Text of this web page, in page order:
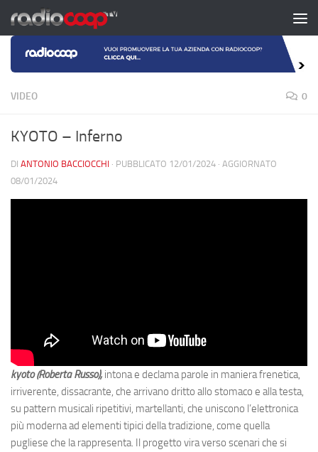
Salta al contenuto
VIDEO 0
KYOTO – Inferno
DI ANTONIO BACCIOCCHI · PUBBLICATO 12/01/2024 · AGGIORNATO
08/01/2024
kyoto (Roberta Russo), intona e declama parole in maniera frenetica,
irriverente, dissacrante, che arrivano dritto allo stomaco e alla testa,
su pattern musicali ripetitivi, martellanti, che uniscono l’elettronica
più moderna ad elementi tipici della tradizione, come quella
pugliese che la rappresenta. Il progetto vira verso scenari che si